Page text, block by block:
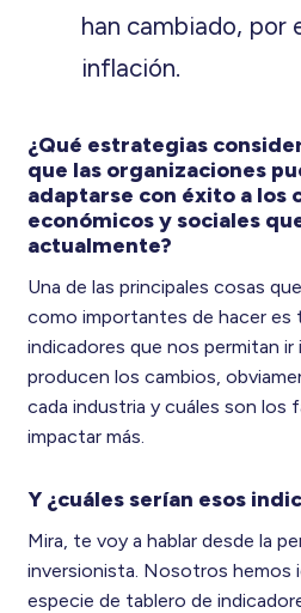
han cambiado, por
inflación.
¿Qué estrategias
que las organizaciones
adaptarse con éxito a los
económicos y sociales
actualmente?
Una de las principales cosas
como importantes de hacer es
indicadores que nos permitan
producen los cambios,
cada industria y cuáles son los
impactar más.
Y ¿cuáles serían esos
Mira, te voy a hablar desde la
inversionista. Nosotros hemos
especie de tablero de